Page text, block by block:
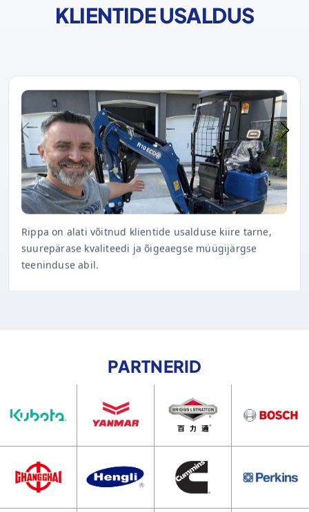
KLIENTIDE USALDUS
Rippa on alati võitnud klientide usalduse kiire tarne,
suurepärase kvaliteedi ja õigeaegse müügijärgse
teeninduse abil.
PARTNERID